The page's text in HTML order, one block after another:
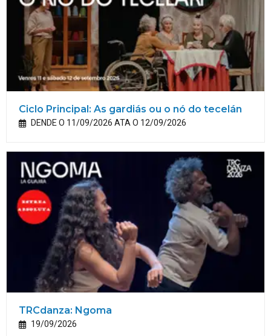
Ciclo Principal: As gardiás ou o nó do tecelán
DENDE O 11/09/2026 ATA O 12/09/2026
TRCdanza: Ngoma
19/09/2026